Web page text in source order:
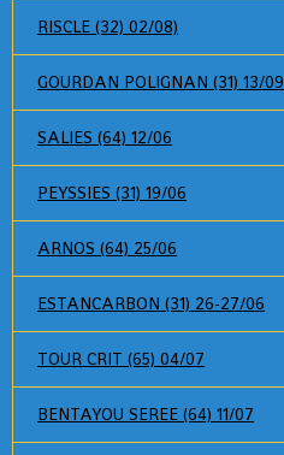
RISCLE (32) 02/08)
GOURDAN POLIGNAN (31) 13/09
SALIES (64) 12/06
PEYSSIES (31) 19/06
ARNOS (64) 25/06
ESTANCARBON (31) 26-27/06
TOUR CRIT (65) 04/07
BENTAYOU SEREE (64) 11/07